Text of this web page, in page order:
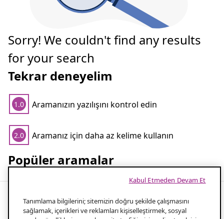
Sorry! We couldn't find any results
for your search
Tekrar deneyelim
1.0 Aramanızın yazılışını kontrol edin
2.0 Aramanız için daha az kelime kullanın
Popüler aramalar
Enhance your dining space with a
Tanımlama bilgilerini; sitemizin doğru şekilde çalışmasını
sağlamak, içerikleri ve reklamları kişiselleştirmek, sosyal
Kabul Etmeden Devam Et